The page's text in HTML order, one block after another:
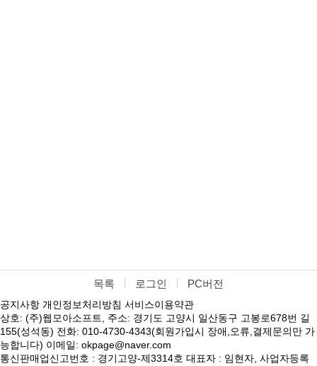
목록 로그인 PC버전
공지사항 개인정보처리방침 서비스이용약관
상호: (주)웹모아소프트, 주소: 경기도 고양시 일산동구 고봉로678번 길
155(성석동) 전화: 010-4730-4343(회원가입시 장애,오류,결제문의만 가
능합니다) 이메일: okpage@naver.com
통신판매업신고번호 : 경기고양-제3314호 대표자 : 임현자, 사업자등록